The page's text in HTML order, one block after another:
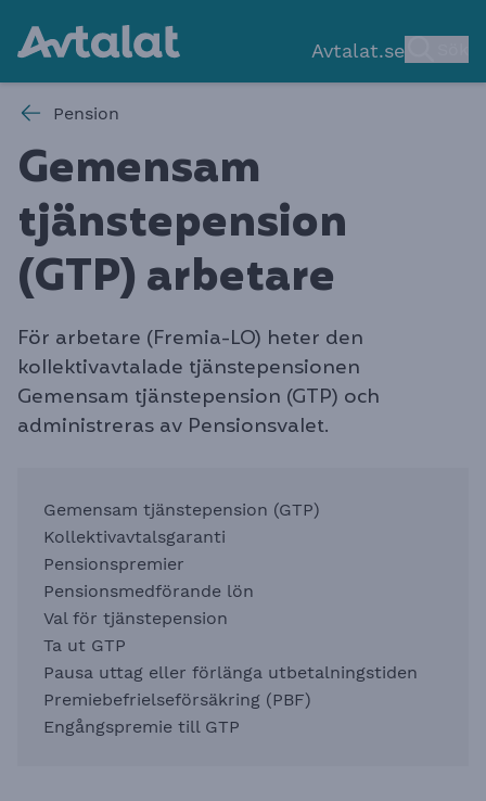
Avtalat.se
Pension
Gemensam
tjänstepension
(GTP) arbetare
För arbetare (Fremia-LO) heter den
kollektivavtalade tjänstepensionen
Gemensam tjänstepension (GTP) och
administreras av Pensionsvalet.
Gemensam tjänstepension (GTP)
Kollektivavtalsgaranti
Pensionspremier
Pensionsmedförande lön
Val för tjänstepension
Ta ut GTP
Pausa uttag eller förlänga utbetalningstiden
Premiebefrielseförsäkring (PBF)
Engångspremie till GTP